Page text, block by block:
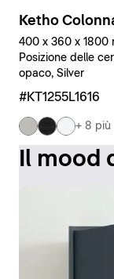
Ketho
400 x 360 x 1800
Posizione delle
opaco, Silver
#KT1255L1616
+ 8 più
Il mood